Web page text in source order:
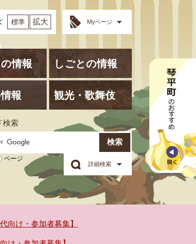
標準 拡大 Myページ
琴平町電子地域通貨KOTOCA
情報 しごとの情報
報 観光・歌舞伎
検索
ページ
詳細検索
向け・参加者募集】